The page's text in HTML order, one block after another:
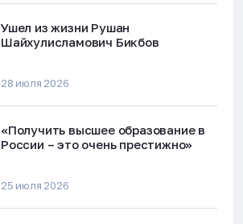
Ушел из жизни Рушан
Шайхулисламович Бикбов
28 июля 2026
«Получить высшее образование в
России – это очень престижно»
25 июля 2026